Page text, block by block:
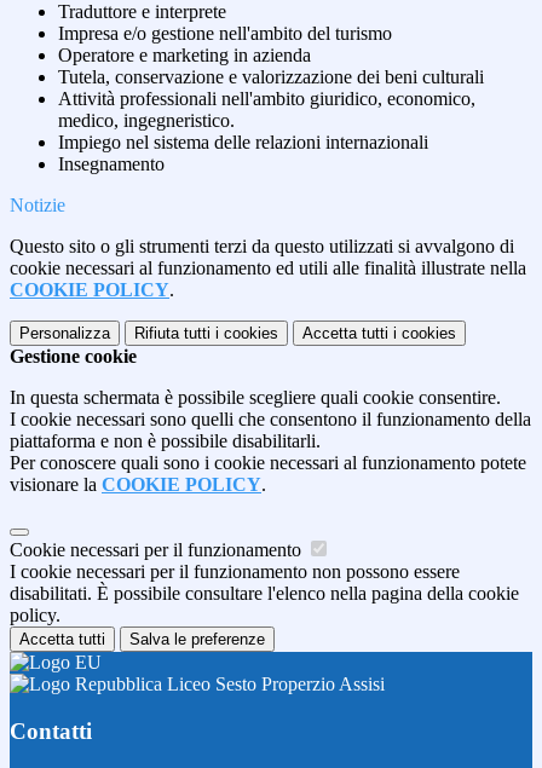
Traduttore e interprete
Impresa e/o gestione nell'ambito del turismo
Operatore e marketing in azienda
Tutela, conservazione e valorizzazione dei beni culturali
Attività professionali nell'ambito giuridico, economico,
medico, ingegneristico.
Impiego nel sistema delle relazioni internazionali
Insegnamento
Notizie
Questo sito o gli strumenti terzi da questo utilizzati si avvalgono di
cookie necessari al funzionamento ed utili alle finalità illustrate nella
COOKIE POLICY.
Personalizza Rifiuta tutti i cookies Accetta tutti i cookies
Gestione cookie
In questa schermata è possibile scegliere quali cookie consentire.
I cookie necessari sono quelli che consentono il funzionamento della
piattaforma e non è possibile disabilitarli.
Per conoscere quali sono i cookie necessari al funzionamento potete
visionare la COOKIE POLICY.
Cookie necessari per il funzionamento
I cookie necessari per il funzionamento non possono essere
disabilitati. È possibile consultare l'elenco nella pagina della cookie
policy.
Accetta tutti Salva le preferenze
Liceo Sesto Properzio Assisi
Contatti